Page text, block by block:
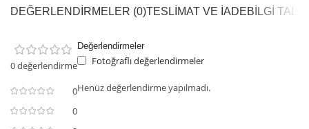
DEĞERLENDIRMELER (0)TESLIMAT VE İADEBILGI
0 değerlendirme
0
0
Değerlendirmeler
Fotoğraflı değerlendirmeler
Henüz değerlendirme yapılmadı.